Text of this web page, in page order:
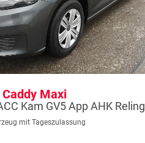
Maxi
Kam GV5 App AHK Reling
mit Tageszulassung